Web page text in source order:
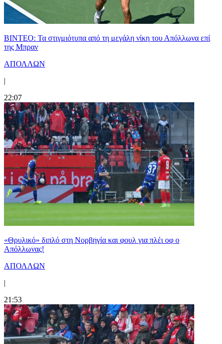
ΒΙΝΤΕΟ: Τα στιγμιότυπα από τη μεγάλη νίκη του Απόλλωνα επί
της Μπραν
ΑΠΟΛΛΩΝ
|
22:07
«Θρυλικό» διπλό στη Νορβηγία και φουλ για πλέι οφ ο
Απόλλωνας!
ΑΠΟΛΛΩΝ
|
21:53